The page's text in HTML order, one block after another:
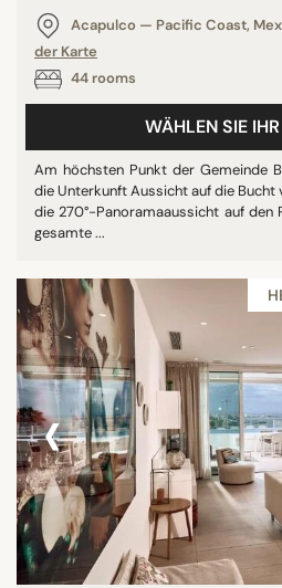
Panoramic pools
Privater Pool
Alle anzeigen
STERNE
ohne Klassifizierung
3 Sterne
5 Sterne
BEWERTUNG
7/10
8/10
9/10
10/10
Acapulco — Pacific Coast,
der Karte
44 rooms
WÄHLEN SIE
Am höchsten Punkt der Gemeinde
die Unterkunft Aussicht auf die Bucht
die 270°-Panoramaaussicht auf den
gesamte ...
‹